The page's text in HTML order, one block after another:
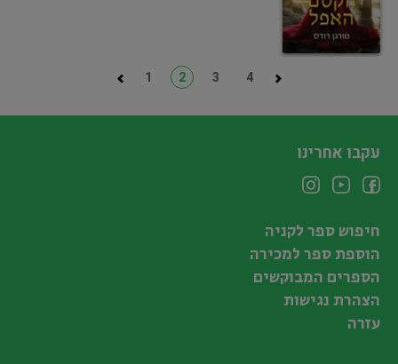
1 2 3 4
עקבו אחרינו
חיפוש ספר לקניה
הוספת ספר למכירה
הספרים המבוקשים
הצהרת נגישות
עזרה